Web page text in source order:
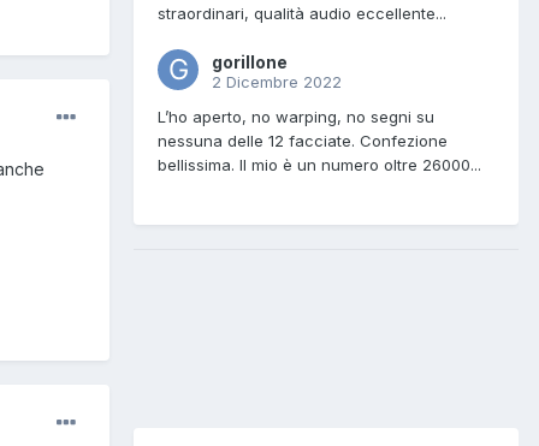
straordinari, qualità audio eccellente...
gorillone
2 Dicembre 2022
L’ho aperto, no warping, no segni su
nessuna delle 12 facciate. Confezione
bellissima. Il mio è un numero oltre 26000...